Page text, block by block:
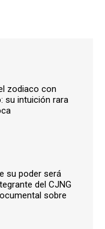
zodiaco con
su intuición rara
su poder será
del CJNG
sobre